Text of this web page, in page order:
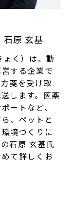
原 玄基
く）は、動
する企業で
箋を受け取
します。医薬
ートなど、
、ペットと
境づくりに
石原 玄基氏
て詳しくお